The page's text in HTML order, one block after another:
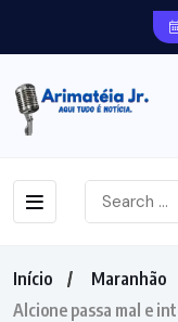
Início
Maranhão
Alcione passa mal e